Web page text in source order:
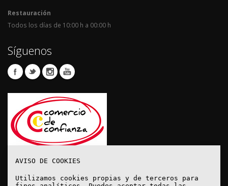
Restauración
Todos los días de 10:00 h a 00:00 h
Síguenos
AVISO DE COOKIES
Utilizamos cookies propias y de terceros para